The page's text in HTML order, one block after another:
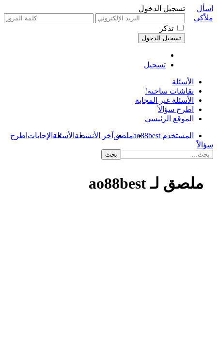
تسجيل الدخول
تذكر
تسجيل
اسأل
ملاًكي
الأسئلة
نقاشات ساخنة!
الأسئلة غير المجابة
اطرح سؤالاً
الموقع الرئيسي
المستخدم ao88best ملصق آخر الأنشطة الأسئلة الإجابات اطرح
سؤالاً
ملصق لـ ao88best